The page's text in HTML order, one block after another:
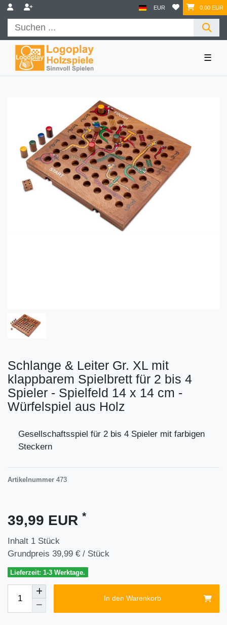
EUR 0,00 EUR
☰
Schlange & Leiter Gr. XL mit
klappbarem Spielbrett für 2 bis 4
Spieler - Spielfeld 14 x 14 cm -
Würfelspiel aus Holz
Gesellschaftsspiel für 2 bis 4 Spieler mit farbigen
Steckern
Artikelnummer 473
39,99 EUR *
Inhalt 1 Stück
Grundpreis 39,99 € / Stück
Lieferzeit: 1-3 Werktage.
In den Warenkorb